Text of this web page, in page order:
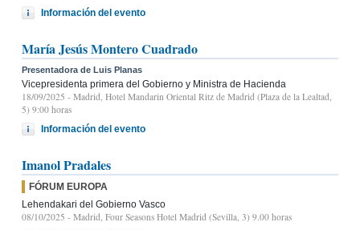
Información del evento
María Jesús Montero Cuadrado
Presentadora de Luis Planas
Vicepresidenta primera del Gobierno y Ministra de Hacienda
18/09/2025 - Madrid, Hotel Mandarin Oriental Ritz de Madrid (Plaza de la Lealtad,
5) 9:00 horas
Información del evento
Imanol Pradales
FÓRUM EUROPA
Lehendakari del Gobierno Vasco
08/10/2025 - Madrid, Four Seasons Hotel Madrid (Sevilla, 3) 9.00 horas